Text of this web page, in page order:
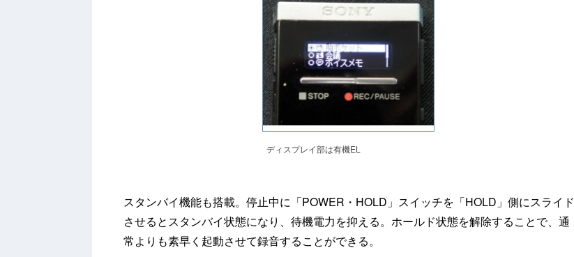
ディスプレイ部は有機EL
スタンバイ機能も搭載。停止中に「POWER・HOLD」スイッチを「HOLD」側にスライド
させるとスタンバイ状態になり、待機電力を抑える。ホールド状態を解除することで、通
常よりも素早く起動させて録音することができる。